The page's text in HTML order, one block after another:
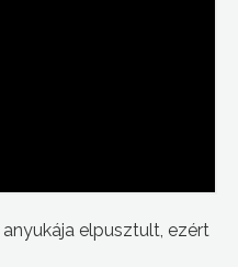
elpusztult, ezért